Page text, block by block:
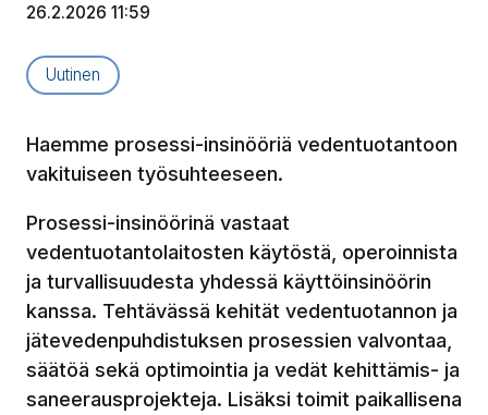
26.2.2026 11:59
Artikkelityyppi:
Uutinen
Haemme prosessi-insinööriä vedentuotantoon
vakituiseen työsuhteeseen.
Prosessi-insinöörinä vastaat
vedentuotantolaitosten käytöstä, operoinnista
ja turvallisuudesta yhdessä käyttöinsinöörin
kanssa. Tehtävässä kehität vedentuotannon ja
jätevedenpuhdistuksen prosessien valvontaa,
säätöä sekä optimointia ja vedät kehittämis- ja
saneerausprojekteja. Lisäksi toimit paikallisena